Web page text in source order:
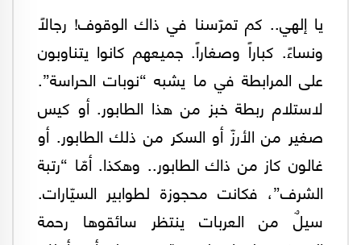
يا إلهي.. كم تمرّسنا في ذاك الوقوف! رجالاً
ونساءً. كباراً وصغاراً. جميعهم كانوا يتناوبون
على المرابطة في ما يشبه “نوبات الحراسة”.
لاستلام ربطة خبز من هذا الطابور. أو كيس
صغير من الأرزّ أو السكر من ذلك الطابور. أو
غالون كاز من ذاك الطابور.. وهكذا. أمّا “رتبة
الشرف”، فكانت محجوزة لطوابير السيّارات.
سيلٌ من العربات ينتظر سائقوها رحمة